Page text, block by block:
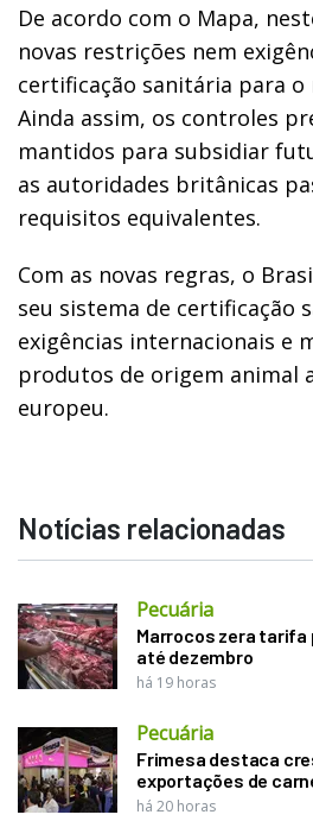
De acordo com o Mapa,
novas restrições nem
certificação sanitária para
Ainda assim, os controles
mantidos para subsidiar
as autoridades britânicas
requisitos equivalentes.
Com as novas regras, o
seu sistema de certificação
exigências internacionais e
produtos de origem animal
europeu.
Notícias relacionadas
Pecuária
Marrocos zera tarifa
até dezembro
há 19 horas
Pecuária
Frimesa destaca
exportações de
há 20 horas